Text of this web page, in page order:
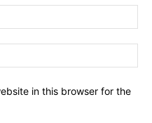
in this browser for the